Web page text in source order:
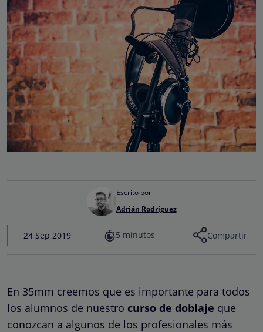
Escrito por
Adrián Rodríguez
24 Sep 2019 5 minutos Compartir
En 35mm creemos que es importante para todos
los alumnos de nuestro curso de doblaje que
conozcan a algunos de los profesionales más